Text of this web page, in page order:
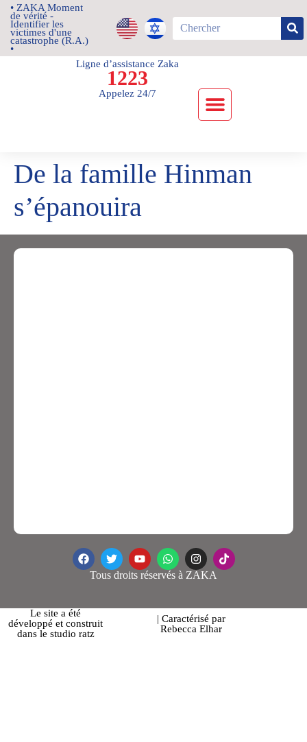
• ZAKA Moment
de vérité -
Identifier les
victimes d'une
catastrophe (R.A.)
•
Ligne d’assistance Zaka
1223
Appelez 24/7
De la famille Hinman
s’épanouira
Tous droits réservés à ZAKA
Le site a été
développé et construit
dans le studio ratz
| Caractérisé par
Rebecca Elhar